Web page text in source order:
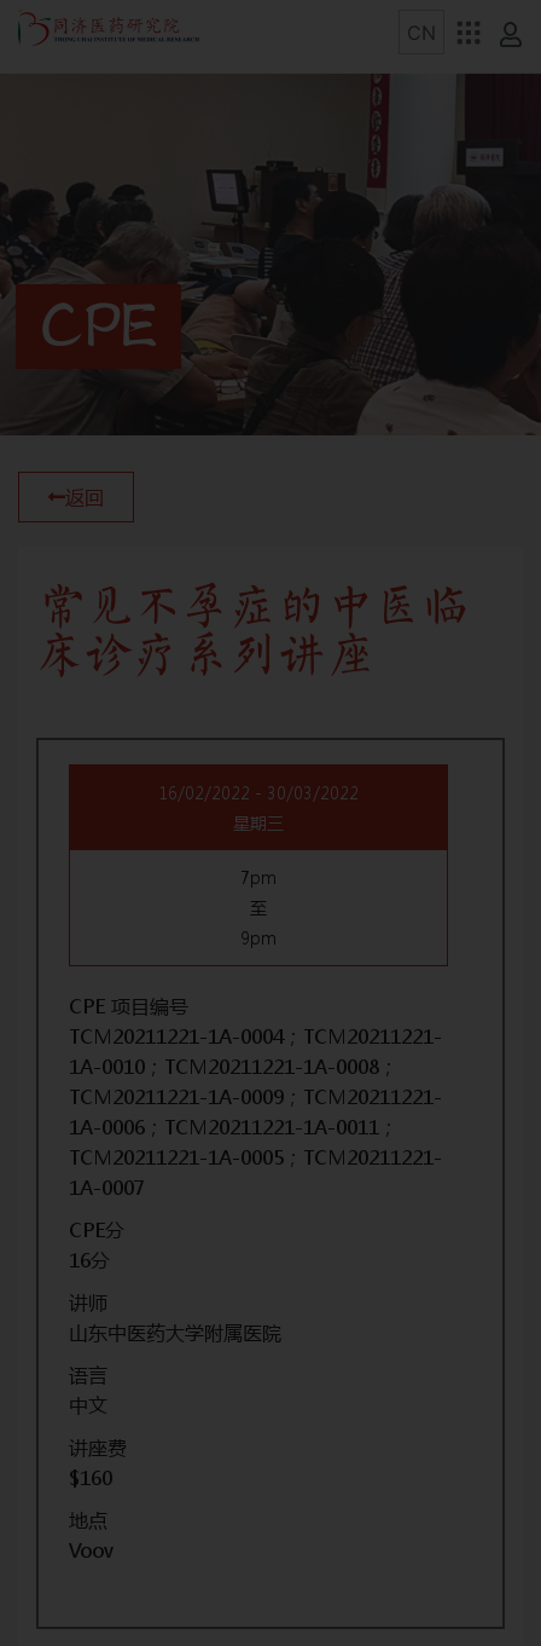
CPE
返回
常见不孕症的中医临
床诊疗系列讲座
16/02/2022 - 30/03/2022
星期三
7pm
至
9pm
CPE 项目编号
TCM20211221-1A-0004；TCM20211221-
1A-0010；TCM20211221-1A-0008；
TCM20211221-1A-0009；TCM20211221-
1A-0006；TCM20211221-1A-0011；
TCM20211221-1A-0005；TCM20211221-
1A-0007
CPE分
16分
讲师
山东中医药大学附属医院
语言
中文
讲座费
$160
地点
Voov